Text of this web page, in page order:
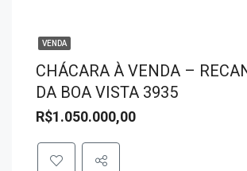
VENDA
CHÁCARA À VENDA –
DA BOA VISTA 3935
R$1.050.000,00